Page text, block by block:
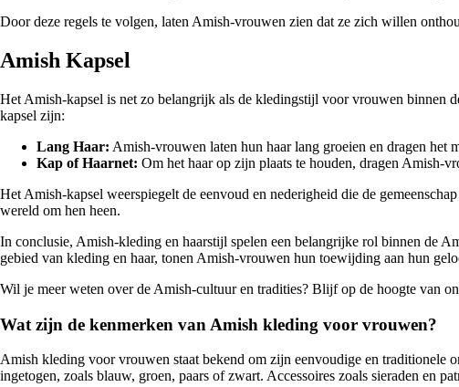
Door deze regels te volgen, laten Amish-vrouwen zien dat ze zich willen
Amish Kapsel
Het Amish-kapsel is net zo belangrijk als de kledingstijl voor vrouwen binnen
kapsel zijn:
Lang Haar: Amish-vrouwen laten hun haar lang groeien en dragen het
Kap of Haarnet: Om het haar op zijn plaats te houden, dragen Amish-
Het Amish-kapsel weerspiegelt de eenvoud en nederigheid die de
wereld om hen heen.
In conclusie, Amish-kleding en haarstijl spelen een belangrijke rol binnen de
gebied van kleding en haar, tonen Amish-vrouwen hun toewijding aan hun
Wil je meer weten over de Amish-cultuur en tradities? Blijf op de hoogte van
Wat zijn de kenmerken van Amish kleding voor vrouwen?
Amish kleding voor vrouwen staat bekend om zijn eenvoudige en traditionele
ingetogen, zoals blauw, groen, paars of zwart. Accessoires zoals sieraden en